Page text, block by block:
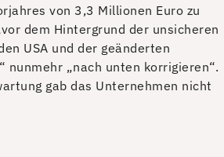
von 3,3 Millionen Euro zu
dem Hintergrund der unsicheren
USA und der geänderten
nunmehr „nach unten korrigieren“.
gab das Unternehmen nicht